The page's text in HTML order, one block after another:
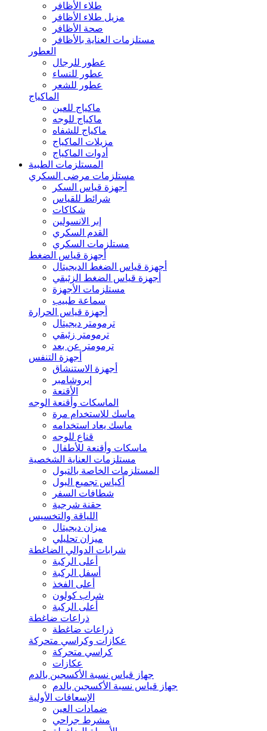
طلاء الأظافر
مزيل طلاء الأظافر
صحة الأظافر
مستلزمات العناية بالأظافر
العطور
عطور للرجال
عطور للنساء
عطور للشعر
الماكياج
ماكياج للعين
ماكياج للوجه
ماكياج للشفاه
مزيلات الماكياج
أدوات الماكياج
المستلزمات الطبية
مستلزمات مرضى السكري
أجهزة قياس السكر
شرائط للقياس
شكاكات
إبر الانسولين
القدم السكري
مستلزمات السكري
أجهزة قياس الضغط
أجهزة قياس الضغط الديجيتال
أجهزة قياس الضغط الزئبقي
مستلزمات الأجهزة
سماعة طبيب
أجهزة قياس الحرارة
ترمومتر ديجيتال
ترمومتر زئبقي
ترمومتر عن بعد
أجهزة التنفس
أجهزة الاستنشاق
إيروشامبر
الأقنعة
الماسكات وأقنعة الوجه
ماسك للاستخدام مرة
ماسك يعاد استخدامه
قناع للوجه
ماسكات وأقنعة للأطفال
مستلزمات العناية الشخصية
المستلزمات الخاصة بالتبول
أكياس تجميع البول
شطافات السفر
حقنة شرجية
اللياقة والتخسيس
ميزان ديجيتال
ميزان تحليلي
شرابات الدوالي الضاغطة
أعلى الركبة
أسفل الركبة
أعلى الفخذ
شراب كولون
أعلى الركبة
ذراعات ضاغطة
ذراعات ضاغطة
عكازات وكراسي متحركة
كراسي متحركة
عكازات
جهاز قياس نسبة الأكسجين بالدم
جهاز قياس نسبة الأكسجين بالدم
الإسعافات الأولية
ضمادات العين
مشرط جراحي